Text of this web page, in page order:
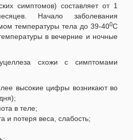
симптомов) составляет от 1
Начало заболевания
температуры тела до 39-400C
в вечерние и ночные
схожи с симптомами
высокие цифры возникают во
в теле;
и потеря веса, слабость;